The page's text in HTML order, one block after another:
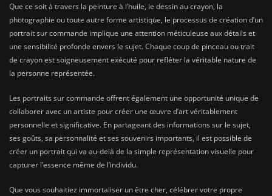
Que ce soit à travers la peinture à l’huile, le dessin au crayon, la
photographie ou toute autre forme artistique, le processus de création d’un
portrait sur commande implique une attention méticuleuse aux détails et
une sensibilité profonde envers le sujet. Chaque coup de pinceau ou trait
de crayon est soigneusement exécuté pour refléter la véritable nature de
la personne représentée.
Les portraits sur commande offrent également une opportunité unique de
collaborer avec un artiste pour créer une œuvre d’art véritablement
personnelle et significative. En partageant des informations sur le sujet,
ses goûts, sa personnalité et ses souvenirs importants, il est possible de
créer un portrait qui va au-delà de la simple représentation visuelle pour
capturer l’essence même de l’individu.
Que vous souhaitiez immortaliser un être cher, célébrer votre propre